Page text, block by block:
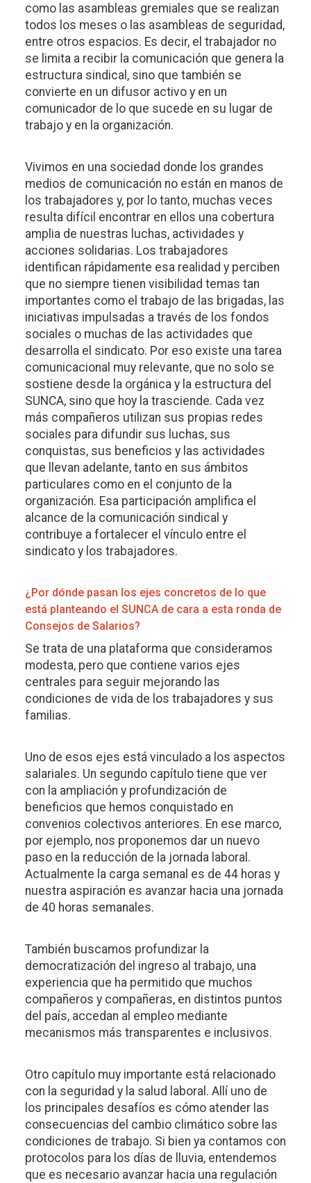
como las asambleas gremiales que se realizan
todos los meses o las asambleas de seguridad,
entre otros espacios. Es decir, el trabajador no
se limita a recibir la comunicación que genera la
estructura sindical, sino que también se
convierte en un difusor activo y en un
comunicador de lo que sucede en su lugar de
trabajo y en la organización.
Vivimos en una sociedad donde los grandes
medios de comunicación no están en manos de
los trabajadores y, por lo tanto, muchas veces
resulta difícil encontrar en ellos una cobertura
amplia de nuestras luchas, actividades y
acciones solidarias. Los trabajadores
identifican rápidamente esa realidad y perciben
que no siempre tienen visibilidad temas tan
importantes como el trabajo de las brigadas, las
iniciativas impulsadas a través de los fondos
sociales o muchas de las actividades que
desarrolla el sindicato. Por eso existe una tarea
comunicacional muy relevante, que no solo se
sostiene desde la orgánica y la estructura del
SUNCA, sino que hoy la trasciende. Cada vez
más compañeros utilizan sus propias redes
sociales para difundir sus luchas, sus
conquistas, sus beneficios y las actividades
que llevan adelante, tanto en sus ámbitos
particulares como en el conjunto de la
organización. Esa participación amplifica el
alcance de la comunicación sindical y
contribuye a fortalecer el vínculo entre el
sindicato y los trabajadores.
¿Por dónde pasan los ejes concretos de lo que
está planteando el SUNCA de cara a esta ronda de
Consejos de Salarios?
Se trata de una plataforma que consideramos
modesta, pero que contiene varios ejes
centrales para seguir mejorando las
condiciones de vida de los trabajadores y sus
familias.
Uno de esos ejes está vinculado a los aspectos
salariales. Un segundo capítulo tiene que ver
con la ampliación y profundización de
beneficios que hemos conquistado en
convenios colectivos anteriores. En ese marco,
por ejemplo, nos proponemos dar un nuevo
paso en la reducción de la jornada laboral.
Actualmente la carga semanal es de 44 horas y
nuestra aspiración es avanzar hacia una jornada
de 40 horas semanales.
También buscamos profundizar la
democratización del ingreso al trabajo, una
experiencia que ha permitido que muchos
compañeros y compañeras, en distintos puntos
del país, accedan al empleo mediante
mecanismos más transparentes e inclusivos.
Otro capítulo muy importante está relacionado
con la seguridad y la salud laboral. Allí uno de
los principales desafíos es cómo atender las
consecuencias del cambio climático sobre las
condiciones de trabajo. Si bien ya contamos con
protocolos para los días de lluvia, entendemos
que es necesario avanzar hacia una regulación